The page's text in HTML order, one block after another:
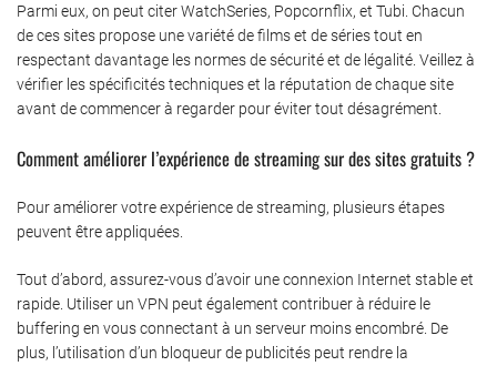
Parmi eux, on peut citer WatchSeries, Popcornflix, et Tubi. Chacun
de ces sites propose une variété de films et de séries tout en
respectant davantage les normes de sécurité et de légalité. Veillez à
vérifier les spécificités techniques et la réputation de chaque site
avant de commencer à regarder pour éviter tout désagrément.
Comment améliorer l’expérience de streaming sur des sites gratuits ?
Pour améliorer votre expérience de streaming, plusieurs étapes
peuvent être appliquées.
Tout d’abord, assurez-vous d’avoir une connexion Internet stable et
rapide. Utiliser un VPN peut également contribuer à réduire le
buffering en vous connectant à un serveur moins encombré. De
plus, l’utilisation d’un bloqueur de publicités peut rendre la